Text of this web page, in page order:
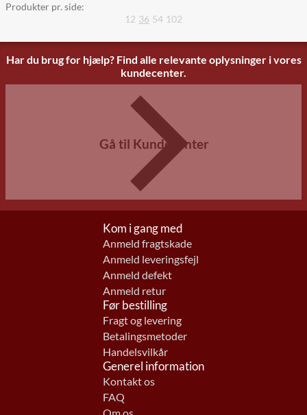
Produkter pr. side:
12 36 54 102
Har du brug for hjælp? Find alle relevante oplysninger i vores
kundecenter.
Gå til Kundecenter
Kom i gang med
Anmeld fragtskade
Anmeld leveringsfejl
Anmeld defekt
Anmeld retur
Før bestilling
Fragt og levering
Betalingsmetoder
Handelsvilkår
Generel information
Kontakt os
FAQ